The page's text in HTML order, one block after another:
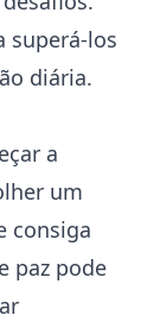
superá-los
diária.
a
um
consiga
paz pode